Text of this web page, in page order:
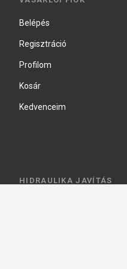
Belépés
Regisztráció
Profilom
Kosár
Kedvenceim
HIDRAULIKA JAVÍTÁS